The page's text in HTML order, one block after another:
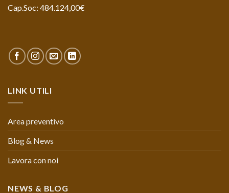
Cap.Soc: 484.124,00€
LINK UTILI
Area preventivo
Blog & News
Lavora con noi
NEWS & BLOG